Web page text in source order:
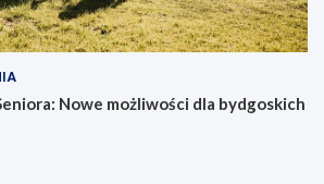
Nowe możliwości dla bydgoskich